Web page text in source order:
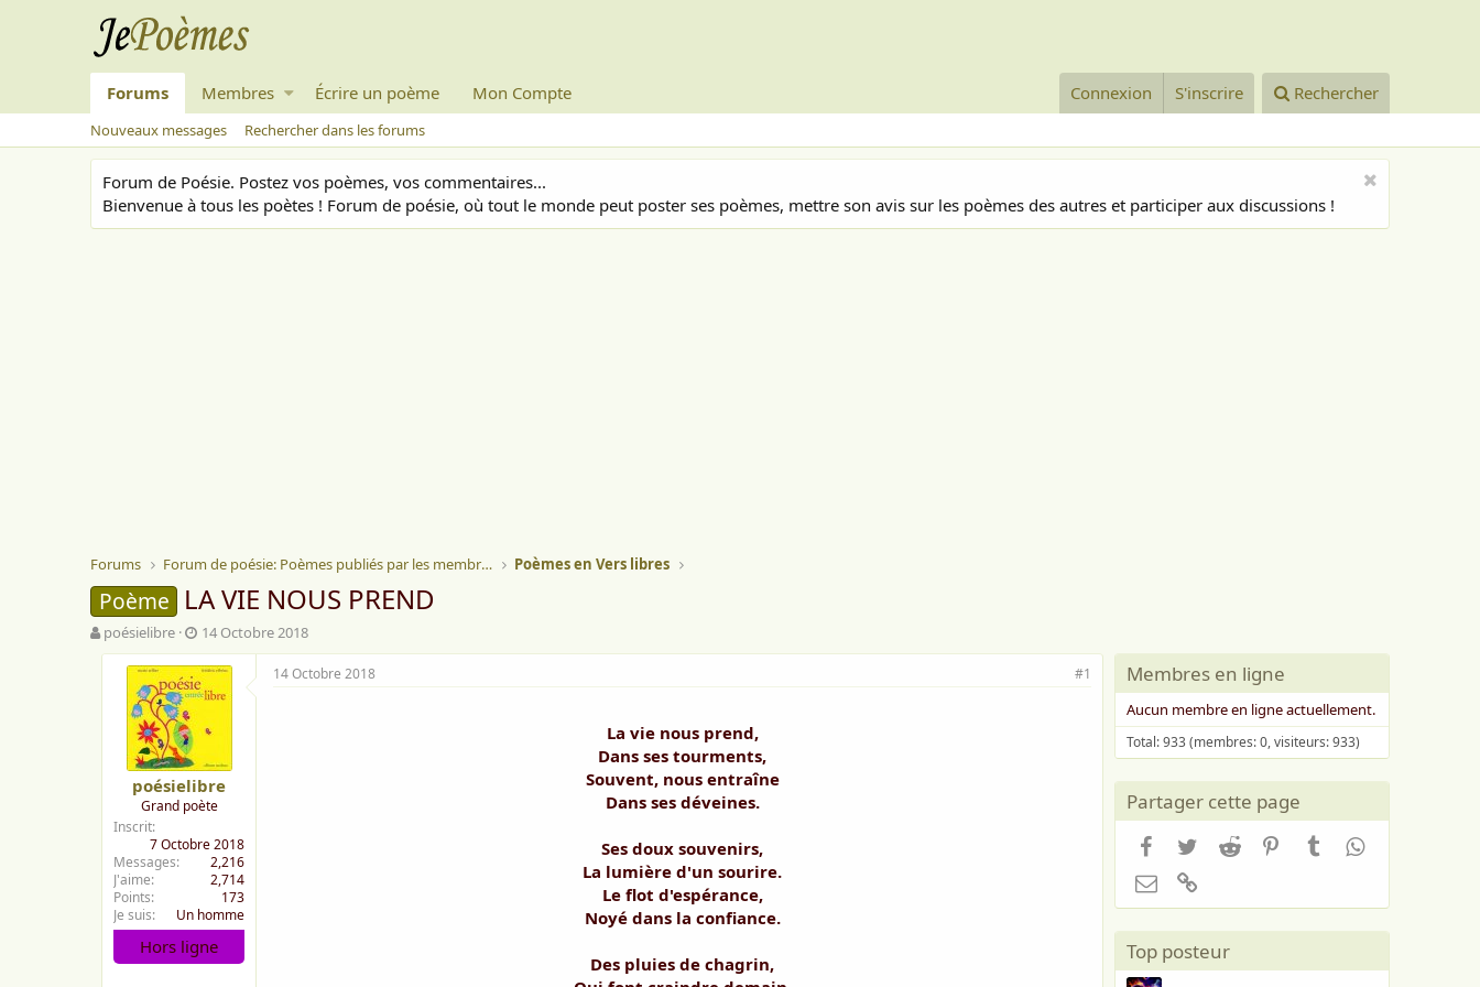
Forums Membres Écrire un poème Mon Compte Connexion S'inscrire Rechercher
Nouveaux messages Rechercher dans les forums
Forum de Poésie. Postez vos poèmes, vos commentaires...
Bienvenue à tous les poètes ! Forum de poésie, où tout le monde peut poster ses poèmes, mettre son avis sur les poèmes des autres et participer aux discussions !
Forums Forum de poésie: Poèmes publiés par les membres Poèmes en Vers libres
Poème LA VIE NOUS PREND
A
u
poésielibre
D
a
t
e
e
é
b
u
14 Octobre 2018
poésielibre
Grand poète
Inscrit
7 Octobre 2018
Messages
2,216
J'aime
2,714
Points
173
Je suis
Un homme
Hors ligne
14 Octobre 2018 #1
La vie nous prend,
Dans ses tourments,
Souvent, nous entraîne
Dans ses déveines.
Ses doux souvenirs,
La lumière d'un sourire.
Le flot d'espérance,
Noyé dans la confiance.
Des pluies de chagrin,
Membres en ligne
Aucun membre en ligne actuellement.
Total: 933 (membres: 0, visiteurs: 933)
Partager cette page
Facebook
TwitterReddit PinterestTumblrWhatsApp
Email
Top posteur